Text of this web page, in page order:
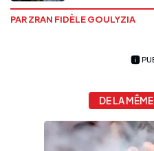
PAR ZRAN FIDÈLE GOULYZIA
DE LA